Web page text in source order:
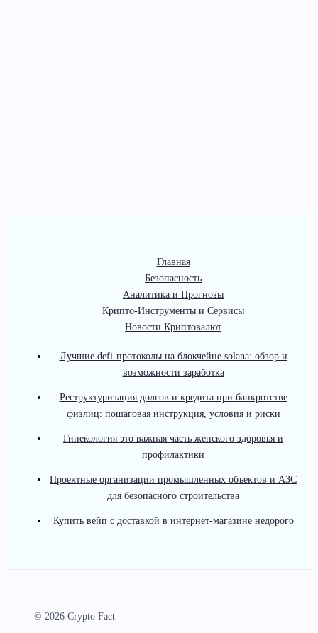
Главная
Безопасность
Аналитика и Прогнозы
Крипто-Инструменты и Сервисы
Новости Криптовалют
Лучшие defi-протоколы на блокчейне solana: обзор и
возможности заработка
Реструктуризация долгов и кредита при банкротстве
физлиц: пошаговая инструкция, условия и риски
Гинекология это важная часть женского здоровья и
профилактики
Проектные организации промышленных объектов и АЗС
для безопасного строительства
Купить вейп с доставкой в интернет-магазине недорого
© 2026 Crypto Fact